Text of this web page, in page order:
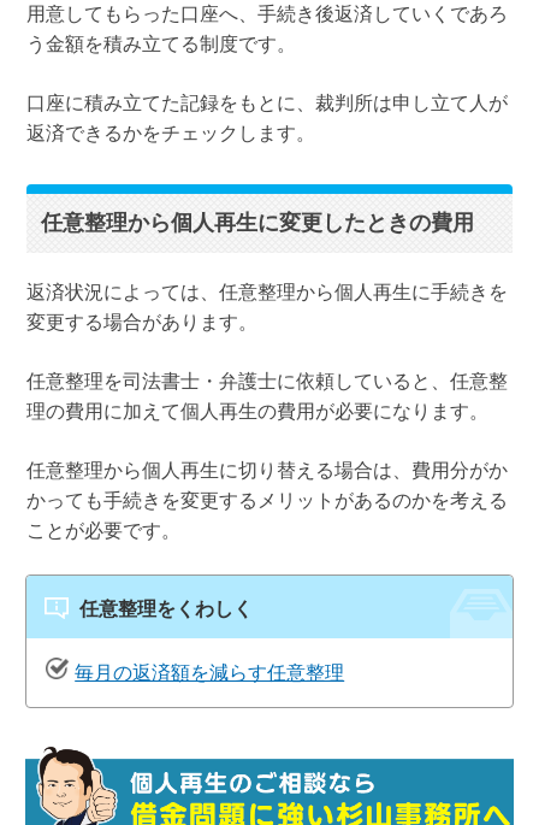
用意してもらった口座へ、手続き後返済していくであろ
う金額を積み立てる制度です。
口座に積み立てた記録をもとに、裁判所は申し立て人が
返済できるかをチェックします。
任意整理から個人再生に変更したときの費用
返済状況によっては、任意整理から個人再生に手続きを
変更する場合があります。
任意整理を司法書士・弁護士に依頼していると、任意整
理の費用に加えて個人再生の費用が必要になります。
任意整理から個人再生に切り替える場合は、費用分がか
かっても手続きを変更するメリットがあるのかを考える
ことが必要です。
任意整理をくわしく
毎月の返済額を減らす任意整理